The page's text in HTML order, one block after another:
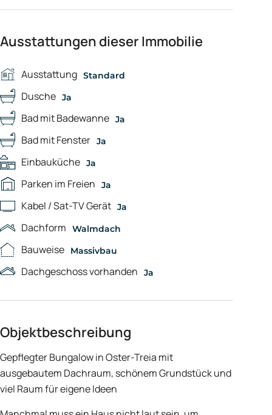
Ausstattungen dieser Immobilie
Ausstattung Standard
Dusche Ja
Bad mit Badewanne Ja
Bad mit Fenster Ja
Einbauküche Ja
Parken im Freien Ja
Kabel / Sat-TV Gerät Ja
Dachform Walmdach
Bauweise Massivbau
Dachgeschoss vorhanden Ja
Objektbeschreibung
Gepflegter Bungalow in Oster-Treia mit
ausgebautem Dachraum, schönem Grundstück und
viel Raum für eigene Ideen